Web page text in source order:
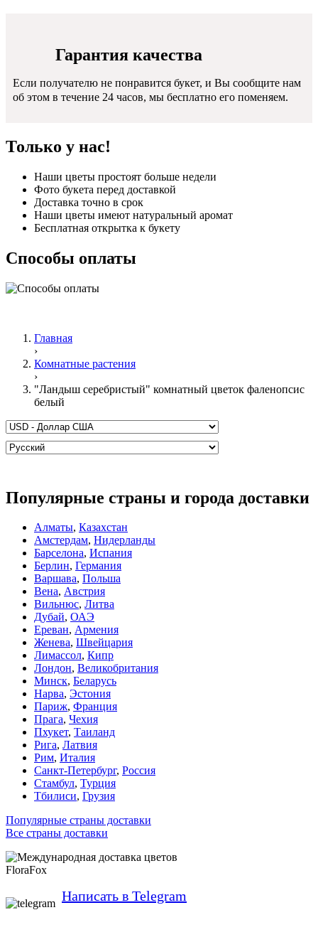
Гарантия качества
Если получателю не понравится букет, и Вы сообщите нам
об этом в течение 24 часов, мы бесплатно его поменяем.
Только у нас!
Наши цветы простоят больше недели
Фото букета перед доставкой
Доставка точно в срок
Наши цветы имеют натуральный аромат
Бесплатная открытка к букету
Способы оплаты
Главная
›
Комнатные растения
›
"Ландыш серебристый" комнатный цветок фаленопсис
белый
Популярные страны и города доставки
Алматы, Казахстан
Амстердам, Нидерланды
Барселона, Испания
Берлин, Германия
Варшава, Польша
Вена, Австрия
Вильнюс, Литва
Дубай, ОАЭ
Ереван, Армения
Женева, Швейцария
Лимассол, Кипр
Лондон, Великобритания
Минск, Беларусь
Нарва, Эстония
Париж, Франция
Прага, Чехия
Пхукет, Таиланд
Рига, Латвия
Рим, Италия
Санкт-Петербург, Россия
Стамбул, Турция
Тбилиси, Грузия
Популярные страны доставки
Все страны доставки
FloraFox
Написать в Telegram